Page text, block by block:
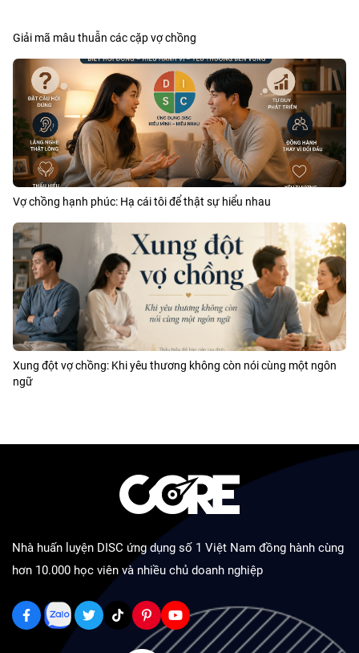
Giải mã mâu thuẫn các cặp vợ chồng
Vợ chồng hạnh phúc: Hạ cái tôi để thật sự hiểu nhau
Xung đột vợ chồng: Khi yêu thương không còn nói cùng một ngôn
ngữ
Nhà huấn luyện DISC ứng dụng số 1 Việt Nam đồng hành cùng
hơn 10.000 học viên và nhiều chủ doanh nghiệp